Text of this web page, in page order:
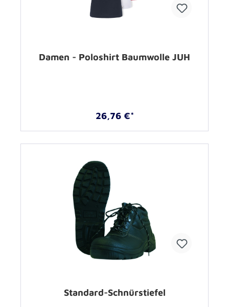
Damen - Poloshirt Baumwolle JUH
26,76 €*
Standard-Schnürstiefel